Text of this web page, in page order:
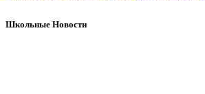
Школьные Новости